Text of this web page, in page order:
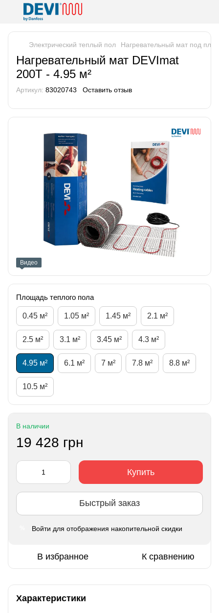
Электрический теплый пол Нагревательный мат под
Нагревательный мат DEVImat
200T - 4.95 м²
Артикул: 83020743 Оставить отзыв
Видео
Площадь теплого пола
0.45 м² 1.05 м² 1.45 м² 2.1 м²
2.5 м² 3.1 м² 3.45 м² 4.3 м²
4.95 м² 6.1 м² 7 м² 7.8 м² 8.8 м²
10.5 м²
В наличии
19 428 грн
Купить
Быстрый заказ
Войти для отображения накопительной скидки
В избранное К сравнению
Характеристики